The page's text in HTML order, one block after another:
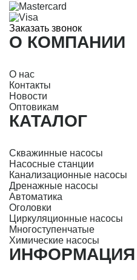
Заказать звонок
О КОМПАНИИ
О нас
Контакты
Новости
Оптовикам
КАТАЛОГ
Скважинные насосы
Насосные станции
Канализационные насосы
Дренажные насосы
Автоматика
Оголовки
Циркуляционные насосы
Многоступенчатые
Химические насосы
ИНФОРМАЦИЯ